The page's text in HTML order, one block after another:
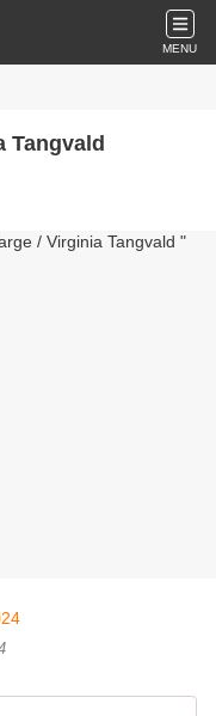
MENU
Tangvald